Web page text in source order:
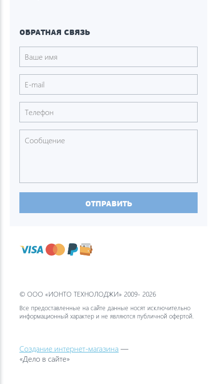
ОБРАТНАЯ СВЯЗЬ
ОТПРАВИТЬ
© ООО «ИОНТО ТЕХНОЛОДЖИ» 2009- 2026
Все предоставленные на сайте данные носят исключительно
информационный характер и не являются публичной офертой.
Создание интернет-магазина —
«Дело в сайте»